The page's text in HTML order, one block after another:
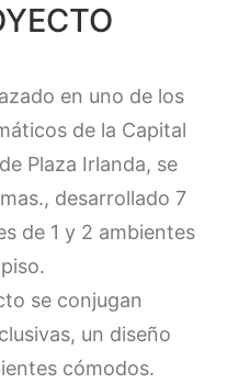
en uno de los
de la Capital
Plaza Irlanda, se
desarrollado 7
de 1 y 2 ambientes
se conjugan
un diseño
cómodos.